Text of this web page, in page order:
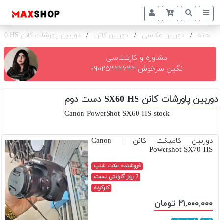
دوربین
و
تجهیزات
و
اکسسوری
دوم
دوربین
و
خانه / دوربین عکاسی / دوربین کانن / دوربین پاورشات کانن SX60 HS
مشاوره و کارشناسی
نگین سرخوش ۰۹۰۲۵۳۲۲۶۴۲
دوربین پاورشات کانن SX60 HS دست دوم
Canon PowerShot SX60 HS stock
دوربین کامپکت کانن | Canon
Powershot SX70 HS
فروشنده مکث شاپ
7 روز گارانتی تست
کارکرده
۲۱,۰۰۰,۰۰۰ تومان